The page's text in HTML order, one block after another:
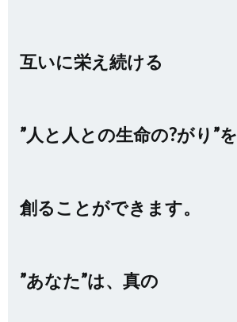
互いに栄え続ける
”人と人との生命の?がり”を
創ることができます。
”あなた”は、真の